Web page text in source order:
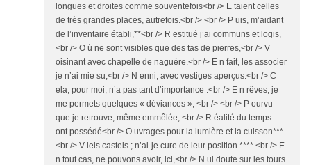
longues et droites comme souventefois<br /> E taient celles
de très grandes places, autrefois.<br /> <br /> P uis, m’aidant
de l’inventaire établi,**<br /> R estitué j’ai communs et logis,
<br /> O ù ne sont visibles que des tas de pierres,<br /> V
oisinant avec chapelle de naguère.<br /> E n fait, les associer
je n’ai mie su,<br /> N enni, avec vestiges aperçus.<br /> C
ela, pour moi, n’a pas tant d’importance :<br /> E n rêves, je
me permets quelques « déviances », <br /> <br /> P ourvu
que je retrouve, même emmêlée, <br /> R éalité du temps :
ont possédé<br /> O uvrages pour la lumière et la cuisson***
<br /> V iels castels ; n’ai-je cure de leur position.**** <br /> E
n tout cas, ne pouvons avoir, ici,<br /> N ul doute sur les tours